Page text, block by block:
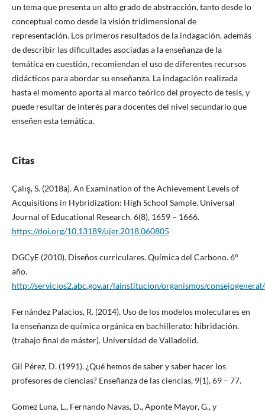
un tema que presenta un alto grado de abstracción, tanto desde lo
conceptual como desde la visión tridimensional de
representación. Los primeros resultados de la indagación, además
de describir las dificultades asociadas a la enseñanza de la
temática en cuestión, recomiendan el uso de diferentes recursos
didácticos para abordar su enseñanza. La indagación realizada
hasta el momento aporta al marco teórico del proyecto de tesis, y
puede resultar de interés para docentes del nivel secundario que
enseñen esta temática.
Citas
Çalış, S. (2018a). An Examination of the Achievement Levels of
Acquisitions in Hybridization: High School Sample. Universal
Journal of Educational Research. 6(8), 1659 – 1666.
https://doi.org/10.13189/ujer.2018.060805
DGCyE (2010). Diseños curriculares. Química del Carbono. 6°
año.
http://servicios2.abc.gov.ar/lainstitucion/organismos/
Fernández Palacios, R. (2014). Uso de los modelos moleculares en
la enseñanza de química orgánica en bachillerato: hibridación.
(trabajo final de máster). Universidad de Valladolid.
Gil Pérez, D. (1991). ¿Qué hemos de saber y saber hacer los
profesores de ciencias? Enseñanza de las ciencias, 9(1), 69 – 77.
Gomez Luna, L., Fernando Navas, D., Aponte Mayor, G., y